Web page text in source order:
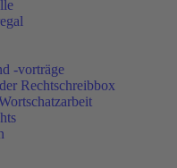
-vorträge
Rechtschreibbox